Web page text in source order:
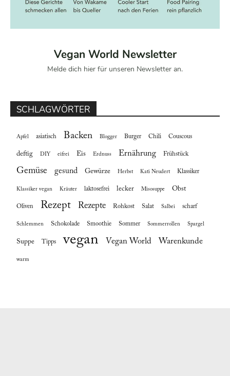
Vegan World Newsletter
Melde dich hier für unseren Newsletter an.
SCHLAGWÖRTER
Apfel asiatisch Backen Blogger Burger Chili Couscous
deftig DIY eifrei Eis Erdnuss Ernährung Frühstück
Gemüse gesund Gewürze Herbst Kati Neudert Klassiker
Klassiker vegan Kräuter laktosefrei lecker Misosuppe Obst
Oliven Rezept Rezepte Rohkost Salat Salbei scharf
Schlemmen Schokolade Smoothie Sommer Sommerrollen Spargel
Suppe Tipps vegan Vegan World Warenkunde
warm